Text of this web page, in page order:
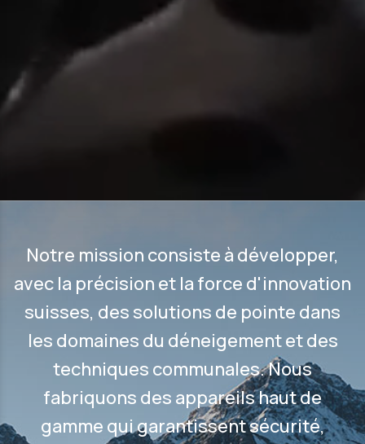
Notre mission consiste à développer,
avec la précision et la force d'innovation
suisses, des solutions de pointe dans
les domaines du déneigement et des
techniques communales. Nous
fabriquons des appareils haut de
gamme qui garantissent sécurité,